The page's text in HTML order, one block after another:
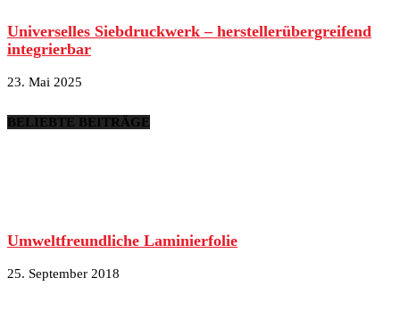
Universelles Siebdruckwerk – herstellerübergreifend
integrierbar
23. Mai 2025
BELIEBTE BEITRÄGE
Umweltfreundliche Laminierfolie
25. September 2018